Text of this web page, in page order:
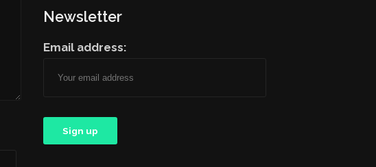
Newsletter
Email address: